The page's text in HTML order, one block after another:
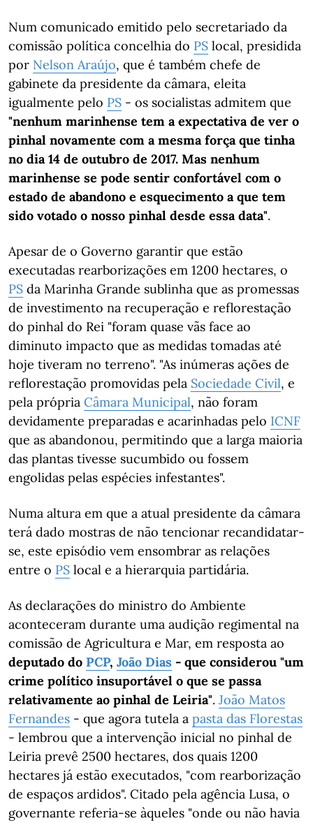
Num comunicado emitido pelo secretariado da
comissão política concelhia do PS local, presidida
por Nelson Araújo, que é também chefe de
gabinete da presidente da câmara, eleita
igualmente pelo PS - os socialistas admitem que
"nenhum marinhense tem a expectativa de ver o
pinhal novamente com a mesma força que tinha
no dia 14 de outubro de 2017. Mas nenhum
marinhense se pode sentir confortável com o
estado de abandono e esquecimento a que tem
sido votado o nosso pinhal desde essa data".
Apesar de o Governo garantir que estão
executadas rearborizações em 1200 hectares, o
PS da Marinha Grande sublinha que as promessas
de investimento na recuperação e reflorestação
do pinhal do Rei "foram quase vãs face ao
diminuto impacto que as medidas tomadas até
hoje tiveram no terreno". "As inúmeras ações de
reflorestação promovidas pela Sociedade Civil, e
pela própria Câmara Municipal, não foram
devidamente preparadas e acarinhadas pelo ICNF
que as abandonou, permitindo que a larga maioria
das plantas tivesse sucumbido ou fossem
engolidas pelas espécies infestantes".
Numa altura em que a atual presidente da câmara
terá dado mostras de não tencionar recandidatar-
se, este episódio vem ensombrar as relações
entre o PS local e a hierarquia partidária.
As declarações do ministro do Ambiente
aconteceram durante uma audição regimental na
comissão de Agricultura e Mar, em resposta ao
deputado do PCP, João Dias - que considerou "um
crime político insuportável o que se passa
relativamente ao pinhal de Leiria". João Matos
Fernandes - que agora tutela a pasta das Florestas
- lembrou que a intervenção inicial no pinhal de
Leiria prevê 2500 hectares, dos quais 1200
hectares já estão executados, "com rearborização
de espaços ardidos". Citado pela agência Lusa, o
governante referia-se àqueles "onde ou não havia